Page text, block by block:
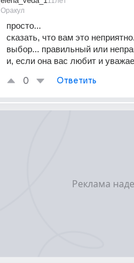
Оракул
просто...
сказать, что вам это
выбор... правильный или
и, если она вас любит и
0 Ответить